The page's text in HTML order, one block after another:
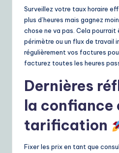
Surveillez votre taux horaire
plus d’heures mais gagnez
chose ne va pas. Cela pourrait
périmètre ou un flux de travail
régulièrement vos factures
facturez toutes les heures
Dernières
la confiance
tarification
Fixer les prix en tant que